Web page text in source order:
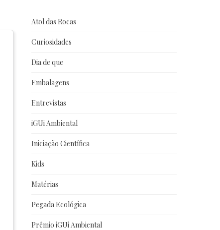
Atol das Rocas
Curiosidades
Dia de que
Embalagens
Entrevistas
iGUi Ambiental
Iniciação Científica
Kids
Matérias
Pegada Ecológica
Prêmio iGUi Ambiental